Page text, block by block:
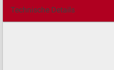
Technische Details